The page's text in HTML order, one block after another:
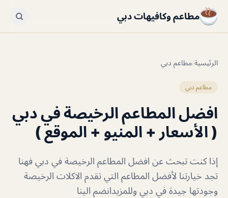
مطاعم وكافيهات دبي
الرئيسية/مطاعم دبي
مطاعم دبي
افضل المطاعم الرخيصة في دبي
( الأسعار + المنيو + الموقع )
إذا كنت تبحث عن افضل المطاعم الرخيصة في دبي فهنا
تجد خيارتنا لأفضل المطاعم التي تقدم الاكلات الرخيصة
وجودتها جيدة في دبي وللمزيدانضم الينا